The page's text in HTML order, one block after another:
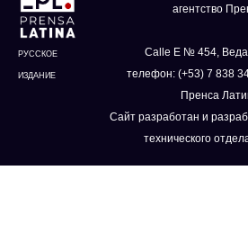
РУССКОЕ
ИЗДАНИЕ
агентство
Calle E № 454,
телефон: (+53) 7 838
Пренса
Сайт разработан и
технического